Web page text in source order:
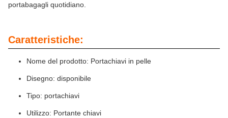
portabagagli quotidiano.
Caratteristiche:
Nome del prodotto: Portachiavi in pelle
Disegno: disponibile
Tipo: portachiavi
Utilizzo: Portante chiavi